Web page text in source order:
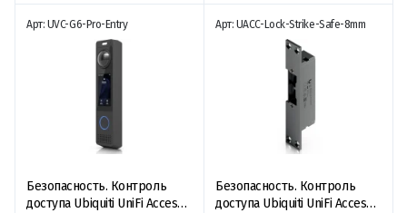
Арт: UVC-G6-Pro-Entry
Безопасность. Контроль
доступа Ubiquiti UniFi Access
Арт: UACC-Lock-Strike-Safe-8mm
Безопасность. Контроль
доступа Ubiquiti UniFi Access